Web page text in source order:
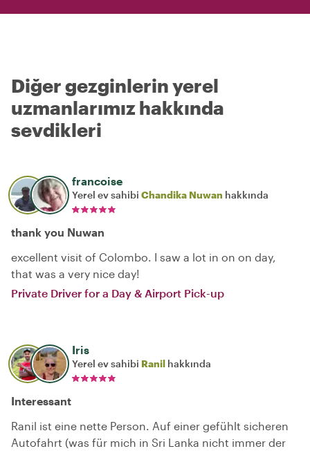
Diğer gezginlerin yerel
uzmanlarımız hakkında
sevdikleri
francoise
Yerel ev sahibi Chandika Nuwan hakkında
thank you Nuwan
excellent visit of Colombo. I saw a lot in on on day,
that was a very nice day!
Private Driver for a Day & Airport Pick-up
Iris
Yerel ev sahibi Ranil hakkında
Interessant
Ranil ist eine nette Person. Auf einer gefühlt sicheren
Autofahrt (was für mich in Sri Lanka nicht immer der